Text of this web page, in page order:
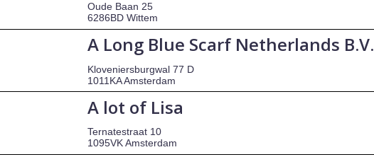
Oude Baan 25
6286BD Wittem
A Long Blue Scarf Netherlands B.V.
Kloveniersburgwal 77 D
1011KA Amsterdam
A lot of Lisa
Ternatestraat 10
1095VK Amsterdam